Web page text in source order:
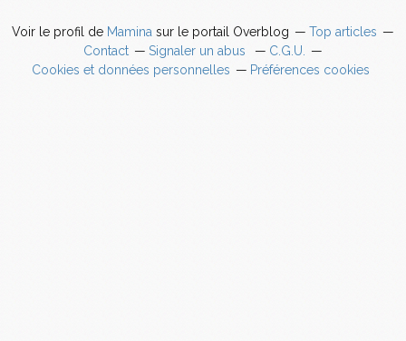
Voir le profil de Mamina sur le portail Overblog
Top articles
Contact
Signaler un abus
C.G.U.
Cookies et données personnelles
Préférences cookies